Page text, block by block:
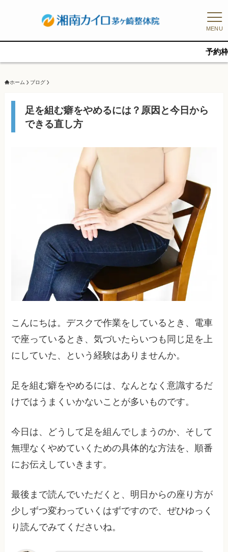
MENU
予約枠に限りが
ホーム ブログ
足を組む癖をやめるには？原因と今日から
できる直し方
こんにちは。デスクで作業をしているとき、電車
で座っているとき、気づいたらいつも同じ足を上
にしていた、という経験はありませんか。
足を組む癖をやめるには、なんとなく意識するだ
けではうまくいかないことが多いものです。
今日は、どうして足を組んでしまうのか、そして
無理なくやめていくための具体的な方法を、順番
にお伝えしていきます。
最後まで読んでいただくと、明日からの座り方が
少しずつ変わっていくはずですので、ぜひゆっく
り読んでみてくださいね。